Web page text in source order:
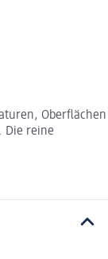
Oberflächen
Die reine